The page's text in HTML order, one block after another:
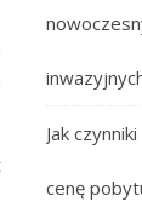
Jak
cenę